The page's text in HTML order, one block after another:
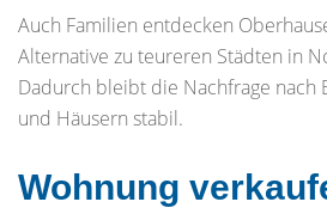
Auch Familien entdecken
Alternative zu teureren Städten in
Dadurch bleibt die Nachfrage nach
und Häusern stabil.
Wohnung